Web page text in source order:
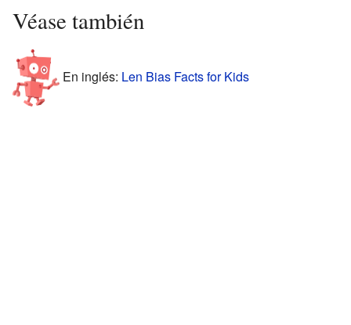
Véase también
En inglés: Len Bias Facts for Kids